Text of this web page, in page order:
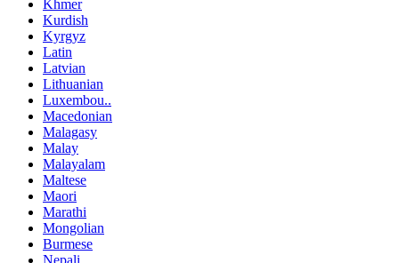
Khmer
Kurdish
Kyrgyz
Latin
Latvian
Lithuanian
Luxembou..
Macedonian
Malagasy
Malay
Malayalam
Maltese
Maori
Marathi
Mongolian
Burmese
Nepali